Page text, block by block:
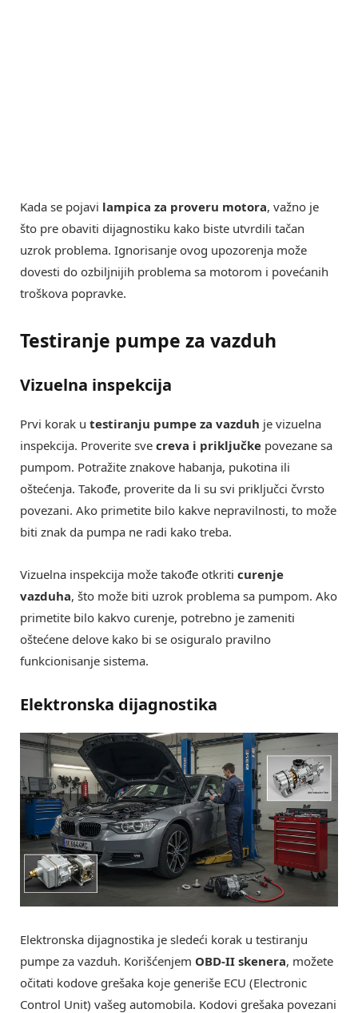
Kada se pojavi lampica za proveru motora, važno je
što pre obaviti dijagnostiku kako biste utvrdili tačan
uzrok problema. Ignorisanje ovog upozorenja može
dovesti do ozbiljnijih problema sa motorom i povećanih
troškova popravke.
Testiranje pumpe za vazduh
Vizuelna inspekcija
Prvi korak u testiranju pumpe za vazduh je vizuelna
inspekcija. Proverite sve creva i priključke povezane sa
pumpom. Potražite znakove habanja, pukotina ili
oštećenja. Takođe, proverite da li su svi priključci čvrsto
povezani. Ako primetite bilo kakve nepravilnosti, to može
biti znak da pumpa ne radi kako treba.
Vizuelna inspekcija može takođe otkriti curenje
vazduha, što može biti uzrok problema sa pumpom. Ako
primetite bilo kakvo curenje, potrebno je zameniti
oštećene delove kako bi se osiguralo pravilno
funkcionisanje sistema.
Elektronska dijagnostika
Elektronska dijagnostika je sledeći korak u testiranju
pumpe za vazduh. Korišćenjem OBD-II skenera, možete
očitati kodove grešaka koje generiše ECU (Electronic
Control Unit) vašeg automobila. Kodovi grešaka povezani